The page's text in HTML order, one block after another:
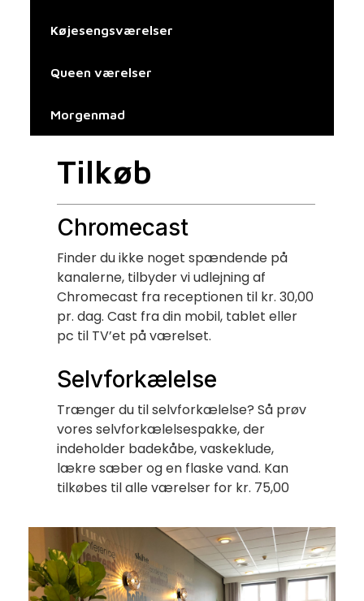
Køjesengsværelser
Queen værelser
Morgenmad
Tilkøb
Chromecast
Finder du ikke noget spændende på
kanalerne, tilbyder vi udlejning af
Chromecast fra receptionen til kr. 30,00
pr. dag. Cast fra din mobil, tablet eller
pc til TV’et på værelset.
Selvforkælelse
Trænger du til selvforkælelse? Så prøv
vores selvforkælelsespakke, der
indeholder badekåbe, vaskeklude,
lækre sæber og en flaske vand. Kan
tilkøbes til alle værelser for kr. 75,00